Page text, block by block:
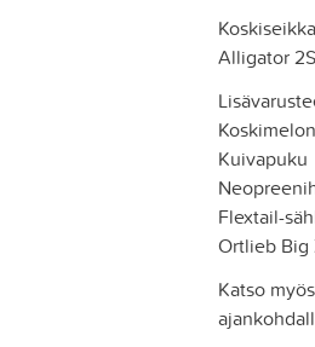
Alligator
Kuivapuku
Flextail-
Ortlieb Big
Katso